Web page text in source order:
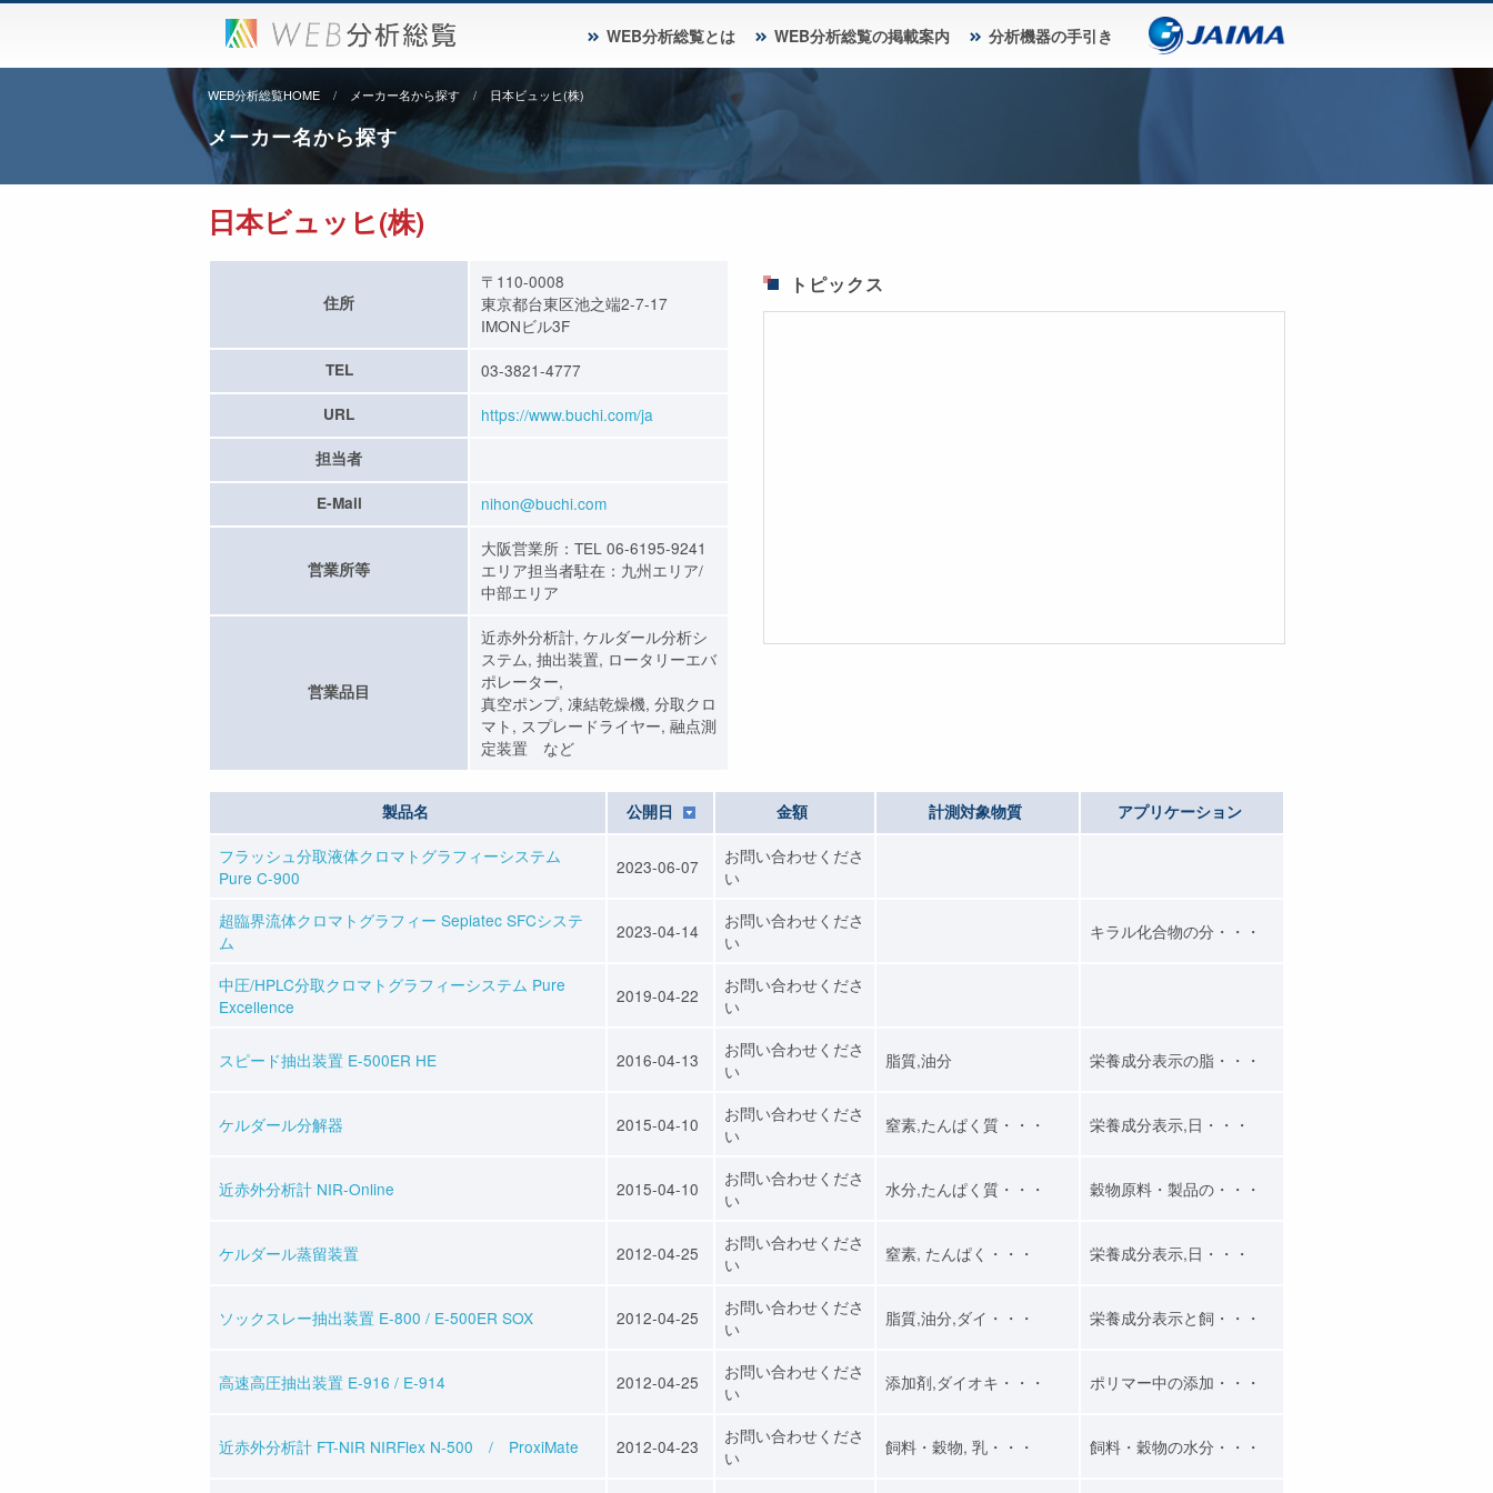
WEB分析総覧とは WEB分析総覧の掲載案内 分析機器の手引き
WEB分析総覧HOME メーカー名から探す 日本ビュッヒ(株)
メーカー名から探す
日本ビュッヒ(株)
住所
〒110-0008
東京都台東区池之端2-7-17
IMONビル3F
TEL 03-3821-4777
URL https://www.buchi.com/ja
担当者
E-Mail nihon@buchi.com
営業所等
大阪営業所：TEL 06-6195-9241
エリア担当者駐在：九州エリア/
中部エリア
営業品目
近赤外分析計, ケルダール分析シ
ステム, 抽出装置, ロータリーエバ
ポレーター,
真空ポンプ, 凍結乾燥機, 分取クロ
マト, スプレードライヤー, 融点測
定装置 など
トピックス
製品名 公開日 金額 計測対象物質 アプリケーション
フラッシュ分取液体クロマトグラフィーシステム
Pure C-900
2023-06-07
お問い合わせくださ
い
超臨界流体クロマトグラフィー Sepiatec SFCシステ
ム
2023-04-14
お問い合わせくださ
い
キラル化合物の分・・・
中圧/HPLC分取クロマトグラフィーシステム Pure
Excellence
2019-04-22
お問い合わせくださ
い
スピード抽出装置 E-500ER HE 2016-04-13
お問い合わせくださ
い
脂質,油分 栄養成分表示の脂・・・
ケルダール分解器 2015-04-10
お問い合わせくださ
い
窒素,たんぱく質・・・ 栄養成分表示,日・・・
近赤外分析計 NIR-Online 2015-04-10
お問い合わせくださ
い
水分,たんぱく質・・・ 穀物原料・製品の・・・
ケルダール蒸留装置 2012-04-25
お問い合わせくださ
い
窒素, たんぱく・・・ 栄養成分表示,日・・・
ソックスレー抽出装置 E-800 / E-500ER SOX 2012-04-25
お問い合わせくださ
い
脂質,油分,ダイ・・・ 栄養成分表示と飼・・・
高速高圧抽出装置 E-916 / E-914 2012-04-25
お問い合わせくださ
い
添加剤,ダイオキ・・・ ポリマー中の添加・・・
近赤外分析計 FT-NIR NIRFlex N-500 / ProxiMate 2012-04-23
お問い合わせくださ
い
飼料・穀物, 乳・・・ 飼料・穀物の水分・・・